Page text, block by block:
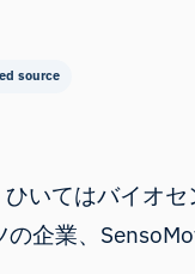
source
いてはバイオセ
企業、